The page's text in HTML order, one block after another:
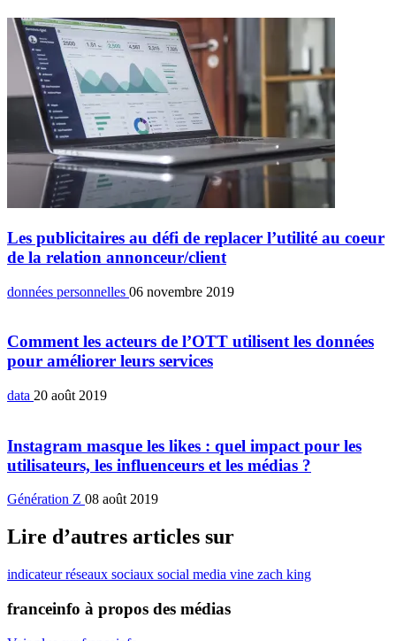
Les publicitaires au défi de replacer l’utilité au coeur
de la relation annonceur/client
données personnelles 06 novembre 2019
Comment les acteurs de l’OTT utilisent les données
pour améliorer leurs services
data 20 août 2019
Instagram masque les likes : quel impact pour les
utilisateurs, les influenceurs et les médias ?
Génération Z 08 août 2019
Lire d’autres articles sur
indicateurréseaux sociaux social media vine zach king
franceinfo à propos des médias